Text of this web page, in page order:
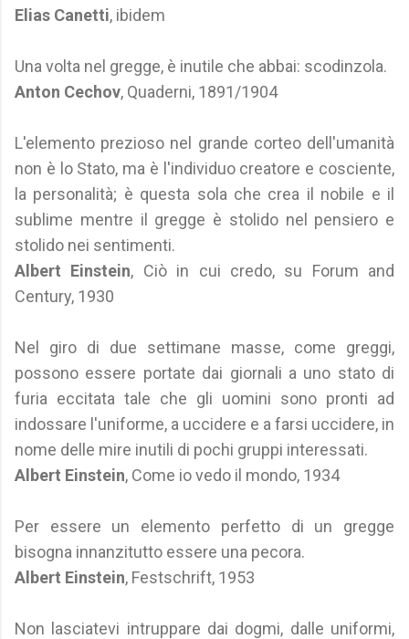
Elias Canetti, ibidem
Una volta nel gregge, è inutile che abbai: scodinzola.
Anton Cechov, Quaderni, 1891/1904
L'elemento prezioso nel grande corteo dell'umanità
non è lo Stato, ma è l'individuo creatore e cosciente,
la personalità; è questa sola che crea il nobile e il
sublime mentre il gregge è stolido nel pensiero e
stolido nei sentimenti.
Albert Einstein, Ciò in cui credo, su Forum and
Century, 1930
Nel giro di due settimane masse, come greggi,
possono essere portate dai giornali a uno stato di
furia eccitata tale che gli uomini sono pronti ad
indossare l'uniforme, a uccidere e a farsi uccidere, in
nome delle mire inutili di pochi gruppi interessati.
Albert Einstein, Come io vedo il mondo, 1934
Per essere un elemento perfetto di un gregge
bisogna innanzitutto essere una pecora.
Albert Einstein, Festschrift, 1953
Non lasciatevi intruppare dai dogmi, dalle uniformi,